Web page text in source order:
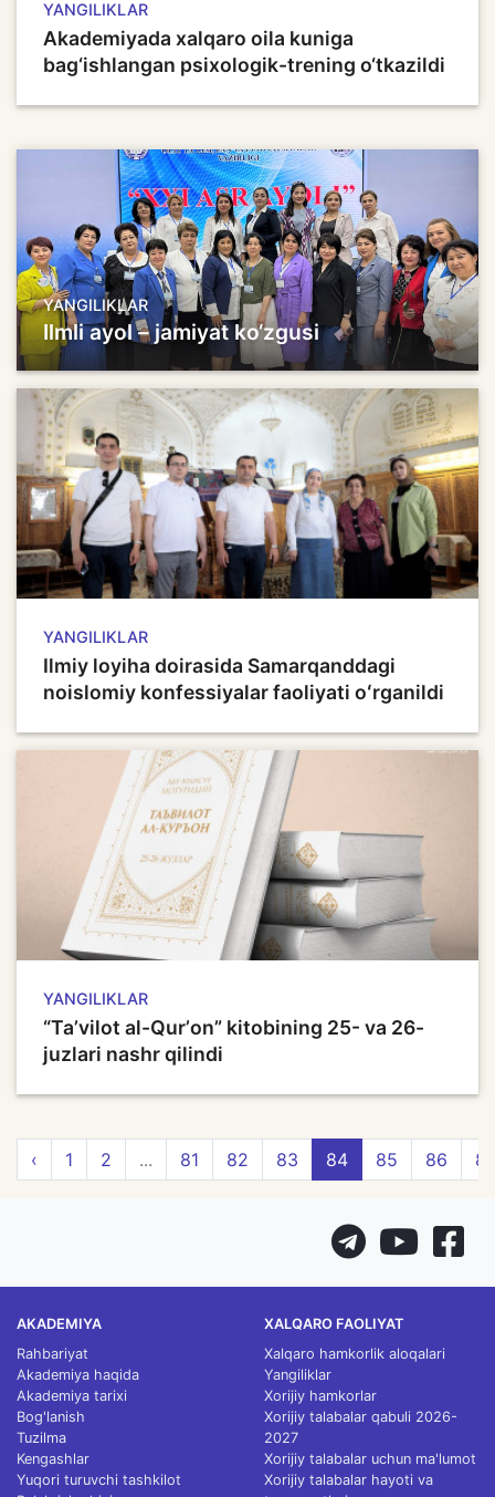
YANGILIKLAR
Akademiyada xalqaro oila kuniga
bag‘ishlangan psixologik-trening o‘tkazildi
YANGILIKLAR
Ilmli ayol – jamiyat ko‘zgusi
YANGILIKLAR
Ilmiy loyiha doirasida Samarqanddagi
noislomiy konfessiyalar faoliyati oʻrganildi
YANGILIKLAR
“Taʼvilot al-Qurʼon” kitobining 25- va 26-
juzlari nashr qilindi
‹ 1 2 ... 81 82 83 84 85 86 87
AKADEMIYA
Rahbariyat
Akademiya haqida
Akademiya tarixi
Bog'lanish
Tuzilma
Kengashlar
Yuqori turuvchi tashkilot
XALQARO FAOLIYAT
Xalqaro hamkorlik aloqalari
Yangiliklar
Xorijiy hamkorlar
Xorijiy talabalar qabuli 2026-
2027
Xorijiy talabalar uchun ma'lumot
Xorijiy talabalar hayoti va